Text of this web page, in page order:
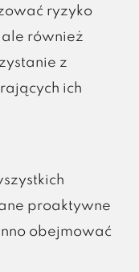
ryzyko
również
z
ich
proaktywne
obejmować